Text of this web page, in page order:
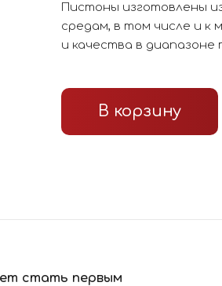
Пистоны изготовлены
средам, в том числе и к
и качества в диапазоне
В корзину
стать первым